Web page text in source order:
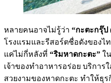
หลายคนอาจไม่รู้ว่า “กะตะกรุ๊ป
โรงแรมและรีสอร์ตชื่อดังของไ
แค่ไม่กี่หลังที่ “ริมหาดกะตะ” ใ
เจ้าของทำอาหารอร่อย บริการ
สวยงามของหาดกะตะ ทำให้ธุร